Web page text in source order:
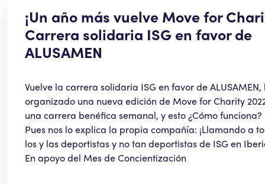
¡Un año más vuelve Move for
Carrera solidaria ISG en favor de
ALUSAMEN
Vuelve la carrera solidaria ISG en favor de ALUSAMEN,
organizado una nueva edición de Move for Charity
una carrera benéfica semanal, y esto ¿Cómo funciona?
Pues nos lo explica la propia compañía: ¡Llamando a
los y las deportistas y no tan deportistas de ISG en
En apoyo del Mes de Concientización